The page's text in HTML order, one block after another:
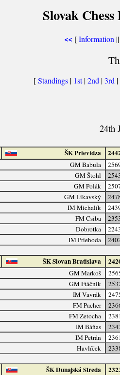
Slovak
<< [Information
[Standings | 1st|2nd |3rd |
24th
ŠK Prievidza
GM Babula
GM Štohl
GM Polák
GM Likavský
IM Michalík
FM Csiba
Dobrotka
IM Priehoda
ŠK Slovan Bratislava
GM Markoš
GM Ftáčnik
IM Vavrák
FM Pacher
FM Zetocha
IM Báňas
IM Petrán
Havlíček
ŠK Dunajská Streda